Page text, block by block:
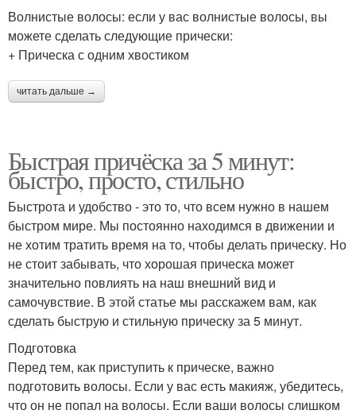
Волнистые волосы: если у вас волнистые волосы, вы
можете сделать следующие прически:
+ Прическа с одним хвостиком
читать дальше →
Быстрая причёска за 5 минут:
быстро, просто, стильно
Быстрота и удобство - это то, что всем нужно в нашем
быстром мире. Мы постоянно находимся в движении и
не хотим тратить время на то, чтобы делать прическу. Но
не стоит забывать, что хорошая прическа может
значительно повлиять на наш внешний вид и
самочувствие. В этой статье мы расскажем вам, как
сделать быструю и стильную прическу за 5 минут.
Подготовка
Перед тем, как приступить к прическе, важно
подготовить волосы. Если у вас есть макияж, убедитесь,
что он не попал на волосы. Если ваши волосы слишком